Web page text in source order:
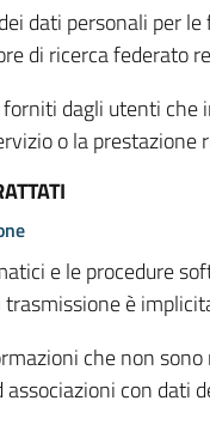
dati personali per
di ricerca federato
dagli utenti
o la prestazione
e le procedure
è
che non
associazioni con